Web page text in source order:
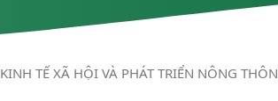
KINH TẾ XÃ HỘI VÀ PHÁT TRIỂN NÔNG THÔN